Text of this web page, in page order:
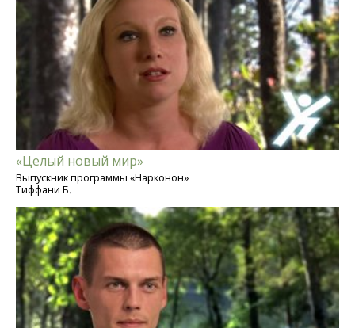
«Целый новый мир»
Выпускник программы «Нарконон»
Тиффани Б.